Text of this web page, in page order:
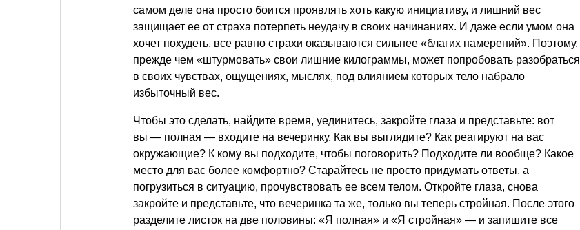
самом деле она просто боится проявлять хоть какую инициативу, и лишний вес
защищает ее от страха потерпеть неудачу в своих начинаниях. И даже если умом она
хочет похудеть, все равно страхи оказываются сильнее «благих намерений». Поэтому,
прежде чем «штурмовать» свои лишние килограммы, может попробовать разобраться
в своих чувствах, ощущениях, мыслях, под влиянием которых тело набрало
избыточный вес.
Чтобы это сделать, найдите время, уединитесь, закройте глаза и представьте: вот
вы — полная — входите на вечеринку. Как вы выглядите? Как реагируют на вас
окружающие? К кому вы подходите, чтобы поговорить? Подходите ли вообще? Какое
место для вас более комфортно? Старайтесь не просто придумать ответы, а
погрузиться в ситуацию, прочувствовать ее всем телом. Откройте глаза, снова
закройте и представьте, что вечеринка та же, только вы теперь стройная. После этого
разделите листок на две половины: «Я полная» и «Я стройная» — и запишите все